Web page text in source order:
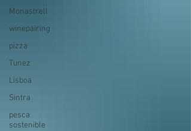
Monastrell
winepairing
pizza
Tunez
Lisboa
Sintra
pesca
sostenible